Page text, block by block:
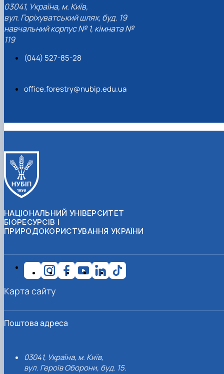
03041, Україна, м. Київ,
вул. Горіхуватський шлях, буд. 19
навчальний корпус № 1, кімната №
119
(044) 527-85-28
office.forestry@nubip.edu.ua
НАЦІОНАЛЬНИЙ УНІВЕРСИТЕТ
БІОРЕСУРСІВ І
ПРИРОДОКОРИСТУВАННЯ УКРАЇНИ
Поштова адреса
03041, Україна, м. Київ,
вул. Героїв Оборони, буд. 15.
Карта сайту